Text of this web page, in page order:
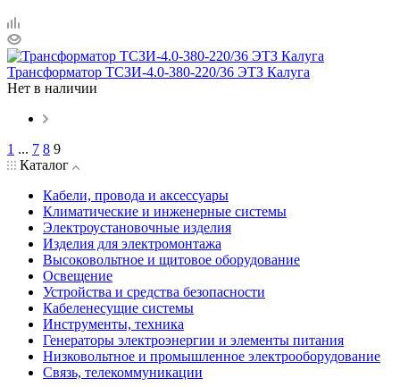
Трансформатор ТСЗИ-4.0-380-220/36 ЭТЗ Калуга
Нет в наличии
1 ... 7 8 9
Каталог
Кабели, провода и аксессуары
Климатические и инженерные системы
Электроустановочные изделия
Изделия для электромонтажа
Высоковольтное и щитовое оборудование
Освещение
Устройства и средства безопасности
Кабеленесущие системы
Инструменты, техника
Генераторы электроэнергии и элементы питания
Низковольтное и промышленное электрооборудование
Связь, телекоммуникации